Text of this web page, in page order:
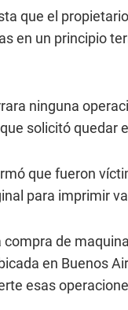
que el
en un principio
ninguna
solicitó quedar
que fueron
para imprimir
de
en Buenos
esas